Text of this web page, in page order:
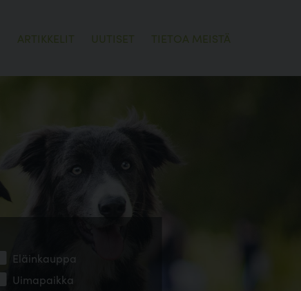
ARTIKKELIT UUTISET TIETOA MEISTÄ
Eläinkauppa
Uimapaikka